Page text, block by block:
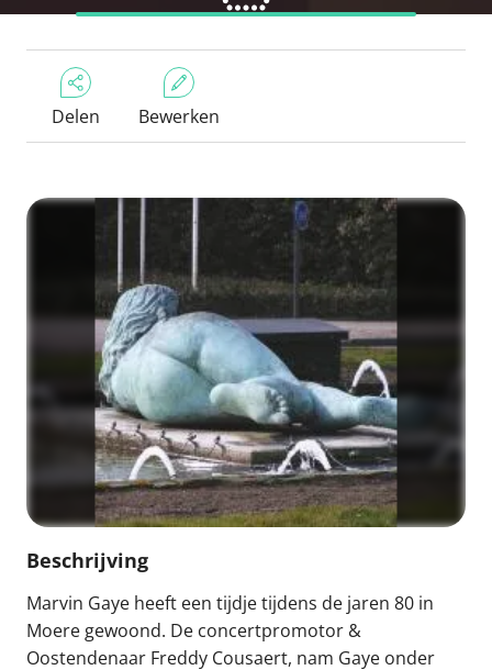
Delen Bewerken
Beschrijving
Marvin Gaye heeft een tijdje tijdens de jaren 80 in
Moere gewoond. De concertpromotor &
Oostendenaar Freddy Cousaert, nam Gaye onder